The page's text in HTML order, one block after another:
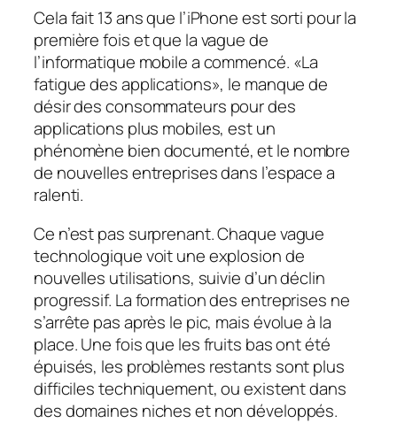
Cela fait 13 ans que l’iPhone est sorti pour la
première fois et que la vague de
l’informatique mobile a commencé. «La
fatigue des applications», le manque de
désir des consommateurs pour des
applications plus mobiles, est un
phénomène bien documenté, et le nombre
de nouvelles entreprises dans l’espace a
ralenti.
Ce n’est pas surprenant. Chaque vague
technologique voit une explosion de
nouvelles utilisations, suivie d’un déclin
progressif. La formation des entreprises ne
s’arrête pas après le pic, mais évolue à la
place. Une fois que les fruits bas ont été
épuisés, les problèmes restants sont plus
difficiles techniquement, ou existent dans
des domaines niches et non développés.